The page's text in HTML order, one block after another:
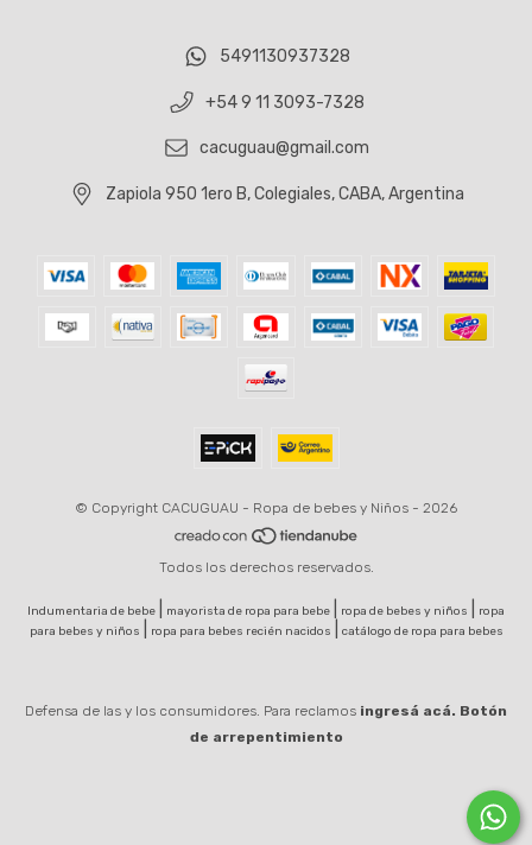
5491130937328
+54 9 11 3093-7328
cacuguau@gmail.com
Zapiola 950 1ero B, Colegiales, CABA, Argentina
© Copyright CACUGUAU - Ropa de bebes y Niños - 2026
Todos los derechos reservados.
Indumentaria de bebe mayorista de ropa para bebe ropa de bebes y niños
ropa
para bebes y niños
ropa para bebes recién nacidos catálogo de ropa para bebes
Defensa de las y los consumidores. Para reclamos ingresá acá. Botón
de arrepentimiento